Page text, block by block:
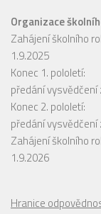
Organizace
Zahájení školního
1.9.2025
Konec 1. pololetí:
předání
Konec 2. pololetí:
předání
Zahájení školního
1.9.2026
Hranice